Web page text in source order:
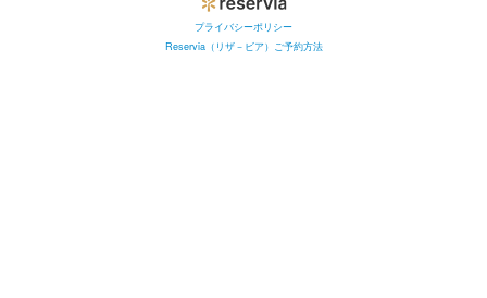
プライバシーポリシー
Reservia（リザ－ビア）ご予約方法